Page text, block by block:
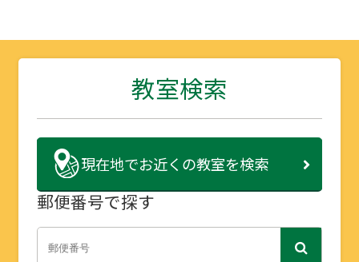
教室検索
現在地でお近くの教室を検索
郵便番号で探す